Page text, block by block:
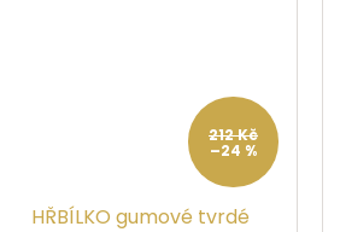
212 Kč
–24 %
HŘBÍLKO gumové tvrdé